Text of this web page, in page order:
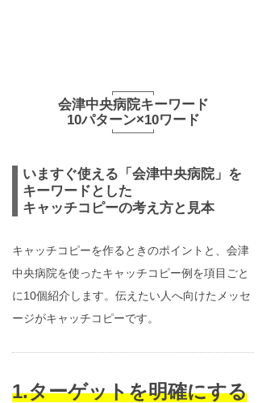
会津中央病院キーワード
10パターン×10ワード
いますぐ使える「会津中央病院」を
キーワードとした
キャッチコピーの考え方と見本
キャッチコピーを作るときのポイントと、会津
中央病院を使ったキャッチコピー例を項目ごと
に10個紹介します。伝えたい人へ向けたメッセ
ージがキャッチコピーです。
1.ターゲットを明確にする